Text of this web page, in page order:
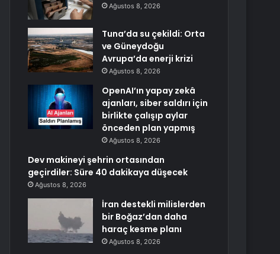
Ağustos 8, 2026
Tuna’da su çekildi: Orta
ve Güneydoğu
Avrupa’da enerji krizi
Ağustos 8, 2026
OpenAI’ın yapay zekâ
ajanları, siber saldırı için
birlikte çalışıp aylar
önceden plan yapmış
Ağustos 8, 2026
Dev makineyi şehrin ortasından
geçirdiler: Süre 40 dakikaya düşecek
Ağustos 8, 2026
İran destekli milislerden
bir Boğaz’dan daha
haraç kesme planı
Ağustos 8, 2026